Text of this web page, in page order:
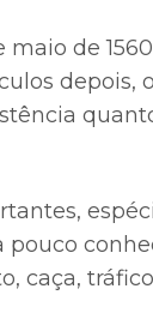
maio de
depois,
caça,